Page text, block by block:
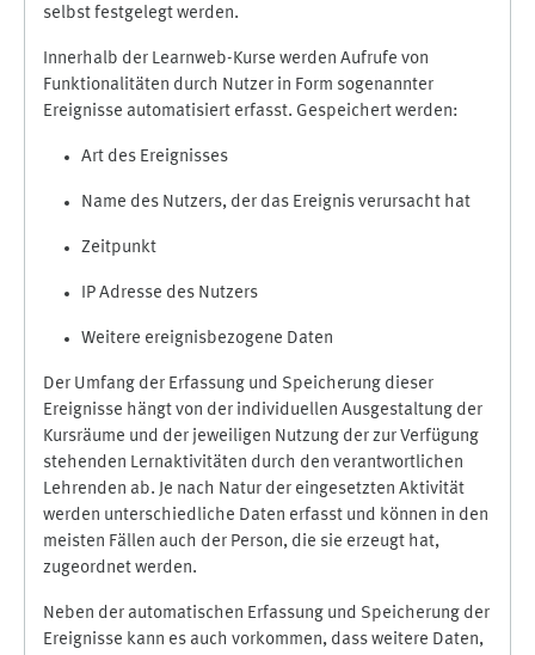
selbst festgelegt werden.
Innerhalb der Learnweb-Kurse werden Aufrufe von
Funktionalitäten durch Nutzer in Form sogenannter
Ereignisse automatisiert erfasst. Gespeichert werden:
Art des Ereignisses
Name des Nutzers, der das Ereignis verursacht hat
Zeitpunkt
IP Adresse des Nutzers
Weitere ereignisbezogene Daten
Der Umfang der Erfassung und Speicherung dieser
Ereignisse hängt von der individuellen Ausgestaltung der
Kursräume und der jeweiligen Nutzung der zur Verfügung
stehenden Lernaktivitäten durch den verantwortlichen
Lehrenden ab. Je nach Natur der eingesetzten Aktivität
werden unterschiedliche Daten erfasst und können in den
meisten Fällen auch der Person, die sie erzeugt hat,
zugeordnet werden.
Neben der automatischen Erfassung und Speicherung der
Ereignisse kann es auch vorkommen, dass weitere Daten,